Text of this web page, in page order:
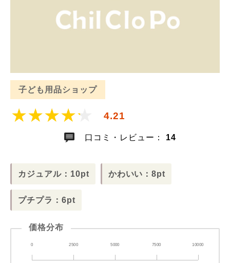
子ども用品ショップ
4.21
口コミ・レビュー： 14
カジュアル：10pt かわいい：8pt
プチプラ：6pt
価格分布
0 2500 5000 7500 10000